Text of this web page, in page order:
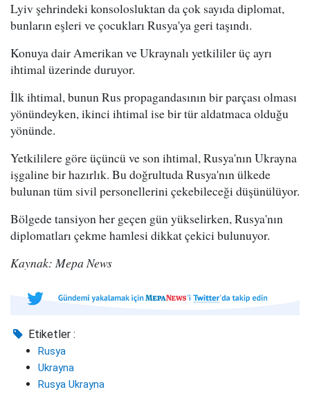
Lyiv şehrindeki konsolosluktan da çok sayıda diplomat,
bunların eşleri ve çocukları Rusya'ya geri taşındı.
Konuya dair Amerikan ve Ukraynalı yetkililer üç ayrı
ihtimal üzerinde duruyor.
İlk ihtimal, bunun Rus propagandasının bir parçası olması
yönündeyken, ikinci ihtimal ise bir tür aldatmaca olduğu
yönünde.
Yetkililere göre üçüncü ve son ihtimal, Rusya'nın Ukrayna
işgaline bir hazırlık. Bu doğrultuda Rusya'nın ülkede
bulunan tüm sivil personellerini çekebileceği düşünülüyor.
Bölgede tansiyon her geçen gün yükselirken, Rusya'nın
diplomatları çekme hamlesi dikkat çekici bulunuyor.
Kaynak: Mepa News
Etiketler :
Rusya
Ukrayna
Rusya Ukrayna